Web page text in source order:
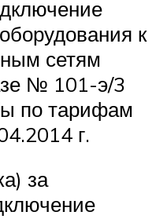
к
сетям
№ 101-э/3
по тарифам
г.
за